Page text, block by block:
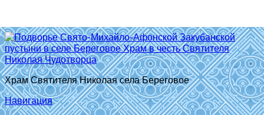
Храм Святителя Николая села Береговое
Навигация